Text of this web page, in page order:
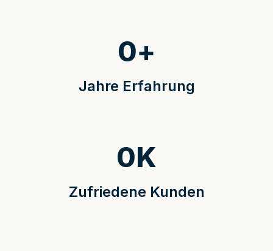
Jahre Erfahrung
0+
Zufriedene Kunden
0K